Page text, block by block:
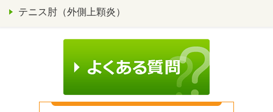
テニス肘（外側上顆炎）